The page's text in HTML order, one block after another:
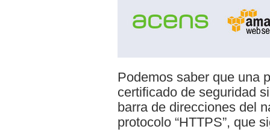
Podemos saber que una
certificado de seguridad
barra de direcciones del
protocolo “HTTPS”, que